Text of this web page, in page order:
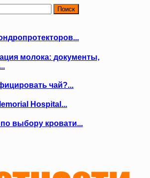
молока: документы,
чай?...
Hospital...
выбору кровати...